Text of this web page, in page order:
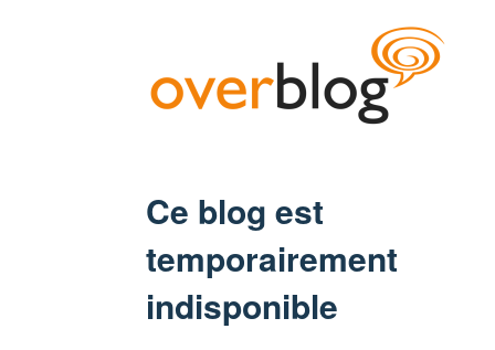
Ce blog est
temporairement
indisponible